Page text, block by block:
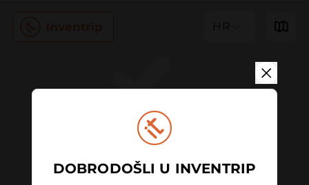
HR
DOBRODOŠLI U INVENTRIP